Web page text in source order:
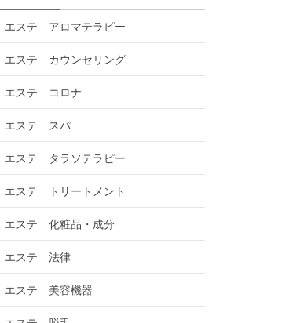
エステ アロマテラピー
エステ カウンセリング
エステ コロナ
エステ スパ
エステ タラソテラピー
エステ トリートメント
エステ 化粧品・成分
エステ 法律
エステ 美容機器